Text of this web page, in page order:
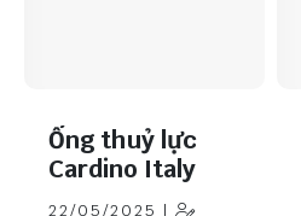
Ống thuỷ lực
Cardino Italy
22/05/2025 |